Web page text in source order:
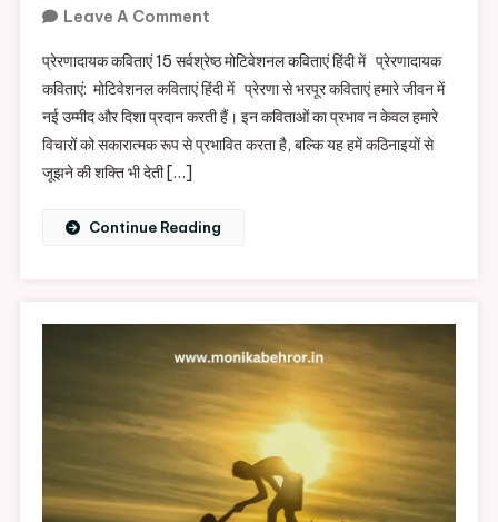
Leave A CommentOn
कविताएं
प्रेरणादायक कविताएं 15 सर्वश्रेष्ठ मोटिवेशनल कविताएं हिंदी में प्रेरणादायक
कविताएं: मोटिवेशनल कविताएं हिंदी में प्रेरणा से भरपूर कविताएं हमारे जीवन में
नई उम्मीद और दिशा प्रदान करती हैं। इन कविताओं का प्रभाव न केवल हमारे
विचारों को सकारात्मक रूप से प्रभावित करता है, बल्कि यह हमें कठिनाइयों से
जूझने की शक्ति भी देती […]
Continue Reading